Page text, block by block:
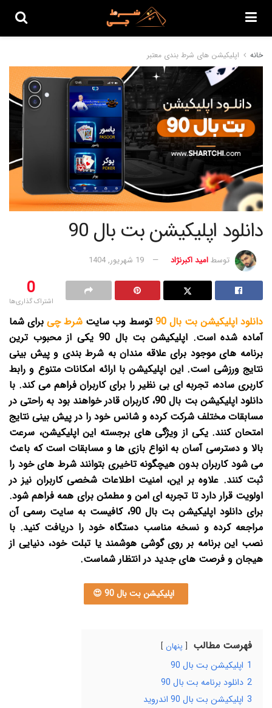
خانه اپلیکیشن های شرط بندی معتبر
دانلود اپلیکیشن بت بال 90
توسطامید اکبرنژاد 19 شهریور, 1404
0
اشتراک گذاری‌ها
دانلود اپلیکیشن بت بال 90 توسط وب سایت شرط چیبرای شما
آماده شده است.
اپلیکیشن بت بال 90 یکی از محبوب ترین
برنامه های موجود برای علاقه مندان به شرط بندی و پیش بینی
نتایج ورزشی است. این اپلیکیشن با ارائه امکانات متنوع و رابط
کاربری ساده، تجربه ای بی نظیر را برای کاربران فراهم می کند. با
دانلود اپلیکیشن بت بال 90، کاربران قادر خواهند بود به راحتی در
مسابقات مختلف شرکت کرده و شانس خود را در پیش بینی نتایج
امتحان کنند. یکی از ویژگی های برجسته این اپلیکیشن، سرعت
بالا و دسترسی آسان به انواع بازی ها و مسابقات است که باعث
می شود کاربران بدون هیچگونه تاخیری بتوانند شرط های خود را
ثبت کنند. علاوه بر این، امنیت اطلاعات شخصی کاربران نیز در
اولویت قرار دارد تا تجربه ای امن و مطمئن برای همه فراهم شود.
برای دانلود اپلیکیشن بت بال 90، کافیست به سایت رسمی آن
مراجعه کرده و نسخه مناسب دستگاه خود را دریافت کنید. با
نصب این برنامه بر روی گوشی هوشمند یا تبلت خود، دنیایی از
هیجان و فرصت های جدید در انتظار شماست.
اپلیکیشن بت بال 90 😍
فهرست مطالب پنهان
1 اپلیکیشن بت بال 90
2 دانلود برنامه بت بال 90
3 اپلیکیشن بت بال 90 اندروید